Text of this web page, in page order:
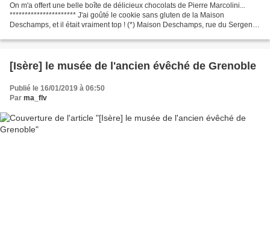
On m'a offert une belle boîte de délicieux chocolats de Pierre Marcolini...
********************** J'ai goûté le cookie sans gluten de la Maison
Deschamps, et il était vraiment top ! (*) Maison Deschamps, rue du Sergent
[Isère] le musée de l'ancien évêché de Grenoble
Publié le 16/01/2019 à 06:50
Par ma_flv